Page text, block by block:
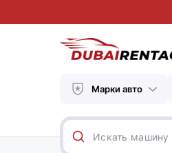
Марки авто